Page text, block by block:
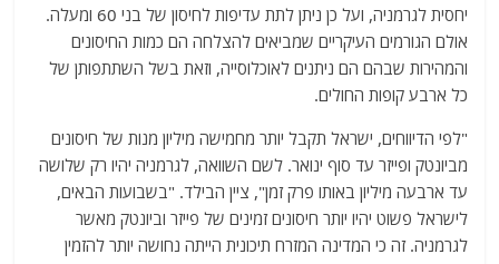
יחסית לגרמניה, ועל כן ניתן לתת עדיפות לחיסון של בני 60 ומעלה.
אולם הגורמים העיקריים שמביאים להצלחה הם כמות החיסונים
והמהירות שבהם הם ניתנים לאוכלוסייה, וזאת בשל השתתפותן של
כל ארבע קופות החולים.
"לפי הדיווחים, ישראל תקבל יותר מחמישה מיליון מנות של חיסונים
מביונטק ופייזר עד סוף ינואר. לשם השוואה, לגרמניה יהיו רק שלושה
עד ארבעה מיליון באותו פרק זמן", ציין הבילד. "בשבועות הבאים,
לישראל פשוט יהיו יותר חיסונים זמינים של פייזר וביונטק מאשר
לגרמניה. זה כי המדינה המזרח תיכונית הייתה נחושה יותר להזמין